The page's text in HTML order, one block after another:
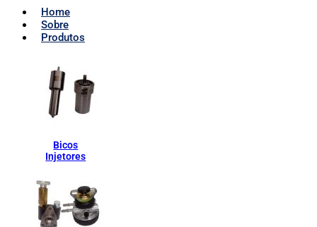
Home
Sobre
Produtos
Bicos
Injetores